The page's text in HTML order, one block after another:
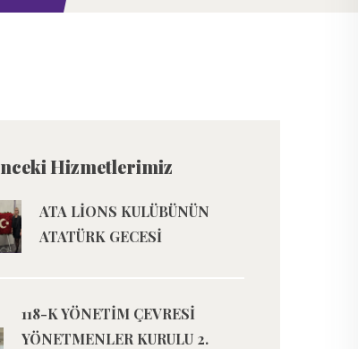
Hizmetlerimiz
ATA LİONS KULÜBÜNÜN
ATATÜRK GECESİ
118-K YÖNETİM ÇEVRESİ
YÖNETMENLER KURULU 2.